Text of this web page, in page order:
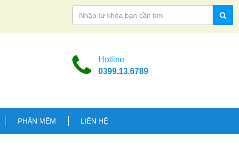
Hotline
0399.13.6789
PHẦN MỀM LIÊN HỆ